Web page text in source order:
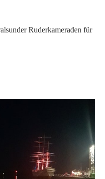
Ruderkameraden für